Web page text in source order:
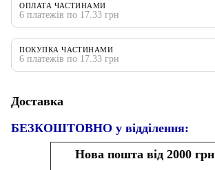
ОПЛАТА ЧАСТИНАМИ
6 платежів по 17.33 грн
ПОКУПКА ЧАСТИНАМИ
6 платежів по 17.33 грн
Доставка
БЕЗКОШТОВНО у відділення:
Нова пошта від 2000 грн